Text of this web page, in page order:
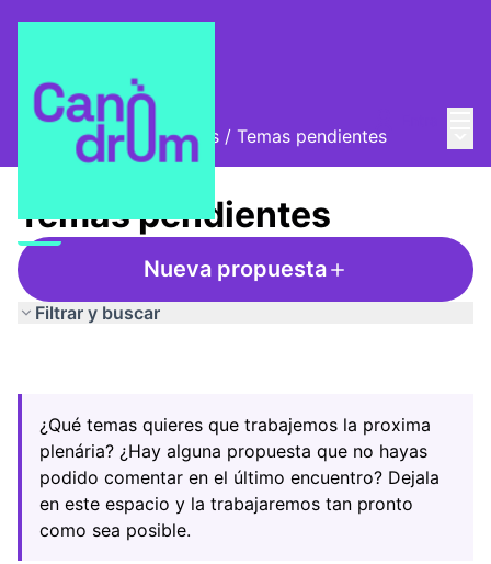
Encuentros y asambleas / Temas pendientes
Temas pendientes
Nueva propuesta
Filtrar y buscar
¿Qué temas quieres que trabajemos la proxima
plenária? ¿Hay alguna propuesta que no hayas
podido comentar en el último encuentro? Dejala
en este espacio y la trabajaremos tan pronto
como sea posible.